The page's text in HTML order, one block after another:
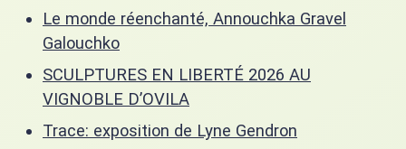
Le monde réenchanté, Annouchka Gravel
Galouchko
SCULPTURES EN LIBERTÉ 2026 AU
VIGNOBLE D’OVILA
Trace: exposition de Lyne Gendron